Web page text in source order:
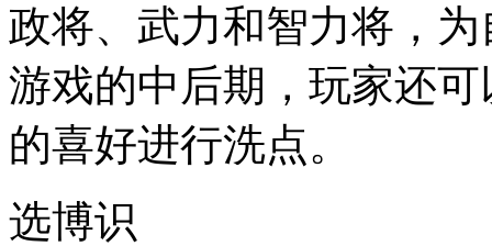
政将、武力和智力将，
游戏的中后期，玩家还
的喜好进行洗点。
选博识